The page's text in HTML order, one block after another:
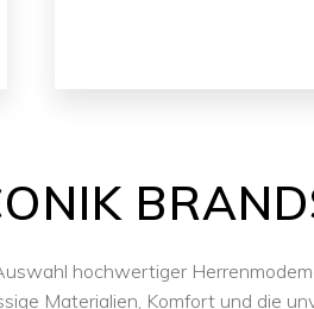
hochwertiger
Materialien, Komfort und die